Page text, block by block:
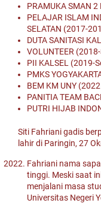
PRAMUKA SMAN
PELAJAR ISLAM
SELATAN (2017-
DUTA SANITASI
VOLUNTEER
PII KALSEL (2019-
PMKS
BEM KM UNY
PANITIA TEAM
PUTRI HIJAB
Siti Fahriani gadis
lahir di Paringin, 27
Fahriani nama
tinggi. Meski saat
menjalani masa
Universitas Negeri